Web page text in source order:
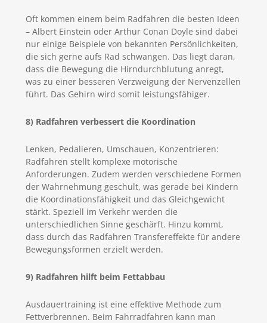
Oft kommen einem beim Radfahren die besten Ideen
– Albert Einstein oder Arthur Conan Doyle sind dabei
nur einige Beispiele von bekannten Persönlichkeiten,
die sich gerne aufs Rad schwangen. Das liegt daran,
dass die Bewegung die Hirndurchblutung anregt,
was zu einer besseren Verzweigung der Nervenzellen
führt. Das Gehirn wird somit leistungsfähiger.
8) Radfahren verbessert die Koordination
Lenken, Pedalieren, Umschauen, Konzentrieren:
Radfahren stellt komplexe motorische
Anforderungen. Zudem werden verschiedene Formen
der Wahrnehmung geschult, was gerade bei Kindern
die Koordinationsfähigkeit und das Gleichgewicht
stärkt. Speziell im Verkehr werden die
unterschiedlichen Sinne geschärft. Hinzu kommt,
dass durch das Radfahren Transfereffekte für andere
Bewegungsformen erzielt werden.
9) Radfahren hilft beim Fettabbau
Ausdauertraining ist eine effektive Methode zum
Fettverbrennen. Beim Fahrradfahren kann man